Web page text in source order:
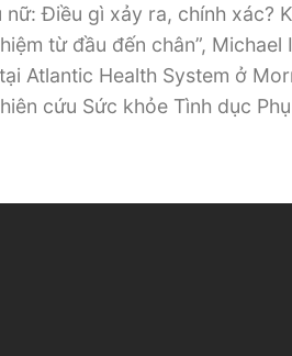
Điều gì xảy ra, chính xác?
từ đầu đến chân”,
Atlantic Health System ở
cứu Sức khỏe Tình dục